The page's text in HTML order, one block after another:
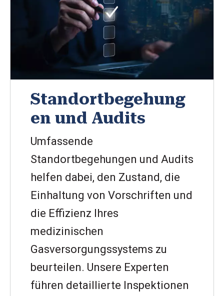
Standortbegehung
en und Audits
Umfassende
Standortbegehungen und Audits
helfen dabei, den Zustand, die
Einhaltung von Vorschriften und
die Effizienz Ihres
medizinischen
Gasversorgungssystems zu
beurteilen. Unsere Experten
führen detaillierte Inspektionen